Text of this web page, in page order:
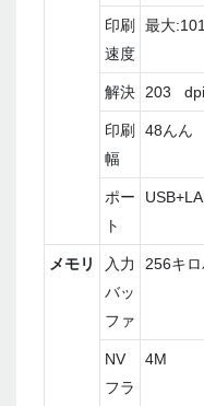
印刷
速度
最大
解決 203 dpi
印刷
幅
48んん
ポー
ト
メモリ
入力
バッ
ファ
256キロ
NV
フラ
4M